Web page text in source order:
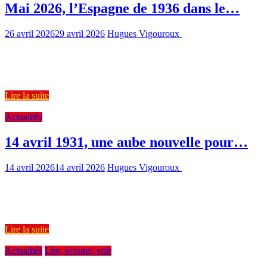
Mai 2026, l’Espagne de 1936 dans le…
26 avril 202629 avril 2026 Hugues Vigouroux
Lire la suite
Actualités
14 avril 1931, une aube nouvelle pour…
14 avril 202614 avril 2026 Hugues Vigouroux
Lire la suite
Actualités Lire, écouter, voir